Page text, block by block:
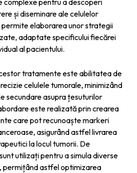
și diseminare ale celulelor
elaborarea unor strategii
adaptate specificului fiecărei
al pacientului.
tratamente este abilitatea de
celulele tumorale, minimizând
secundare asupra țesuturilor
este realizată prin crearea
care pot recunoaște markeri
asigurând astfel livrarea
la locul tumorii. De
utilizați pentru a simula diverse
permițând astfel optimizarea